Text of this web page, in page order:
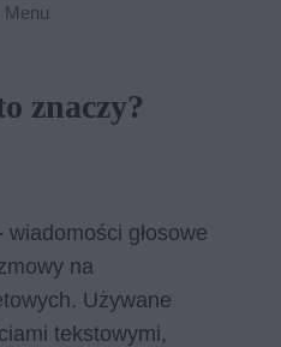
Menu
znaczy?
wiadomości głosowe
na
Używane
tekstowymi,